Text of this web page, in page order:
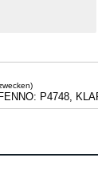
P4748,